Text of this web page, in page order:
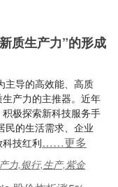
质生产力”的形成
主导的高效能、高质
产力的主推器。近年
极探索新科技服务手
民的生活需求、企业
技红利……更多
力,银行,生产,紫金